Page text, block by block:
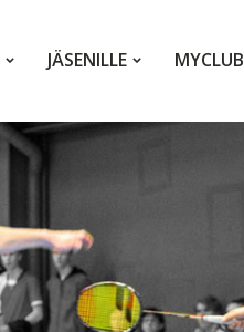
JÄSENILLE MYCLUB